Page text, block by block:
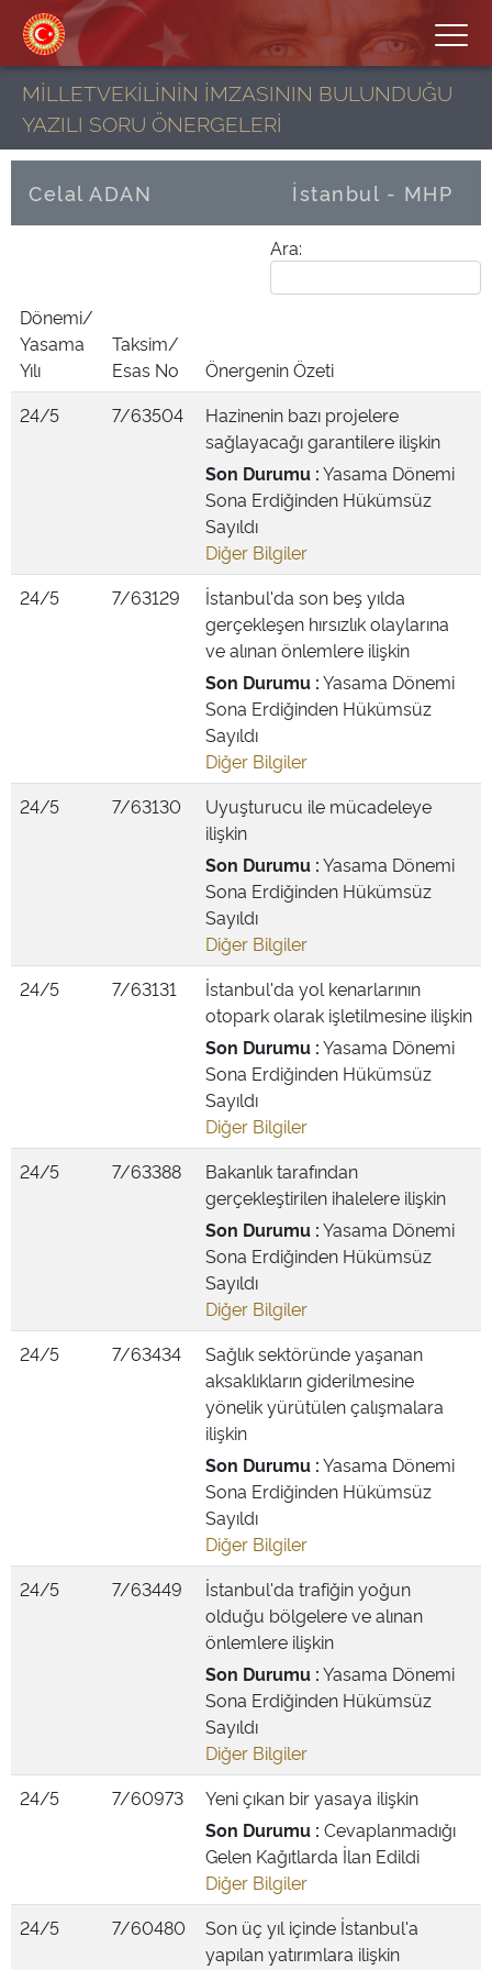
MİLLETVEKİLİNİN İMZASININ BULUNDUĞU
YAZILI SORU ÖNERGELERİ
Celal ADAN İstanbul - MHP
Ara:
Dönemi/
Yasama
Yılı
Taksim/
Esas No
Önergenin Özeti
24/5
7/63504
Hazinenin bazı projelere
sağlayacağı garantilere ilişkin
Son Durumu :Yasama Dönemi
Sona Erdiğinden Hükümsüz
Sayıldı
Diğer Bilgiler
24/5
7/63129
İstanbul'da son beş yılda
gerçekleşen hırsızlık olaylarına
ve alınan önlemlere ilişkin
Son Durumu :Yasama Dönemi
Sona Erdiğinden Hükümsüz
Sayıldı
Diğer Bilgiler
24/5
7/63130
Uyuşturucu ile mücadeleye
ilişkin
Son Durumu :Yasama Dönemi
Sona Erdiğinden Hükümsüz
Sayıldı
Diğer Bilgiler
24/5
7/63131
İstanbul'da yol kenarlarının
otopark olarak işletilmesine ilişkin
Son Durumu :Yasama Dönemi
Sona Erdiğinden Hükümsüz
Sayıldı
Diğer Bilgiler
24/5
7/63388
Bakanlık tarafından
gerçekleştirilen ihalelere ilişkin
Son Durumu :Yasama Dönemi
Sona Erdiğinden Hükümsüz
Sayıldı
Diğer Bilgiler
24/5
7/63434
Sağlık sektöründe yaşanan
aksaklıkların giderilmesine
yönelik yürütülen çalışmalara
ilişkin
Son Durumu :Yasama Dönemi
Sona Erdiğinden Hükümsüz
Sayıldı
Diğer Bilgiler
24/5
7/63449
İstanbul'da trafiğin yoğun
olduğu bölgelere ve alınan
önlemlere ilişkin
Son Durumu :Yasama Dönemi
Sona Erdiğinden Hükümsüz
Sayıldı
Diğer Bilgiler
24/5
7/60973
Yeni çıkan bir yasaya ilişkin
Son Durumu : Cevaplanmadığı
Gelen Kağıtlarda İlan Edildi
Diğer Bilgiler
24/5
7/60480
Son üç yıl içinde İstanbul'a
yapılan yatırımlara ilişkin